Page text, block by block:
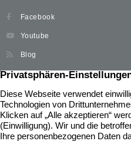
Facebook
Youtube
Blog
Immobilien
Unser Service